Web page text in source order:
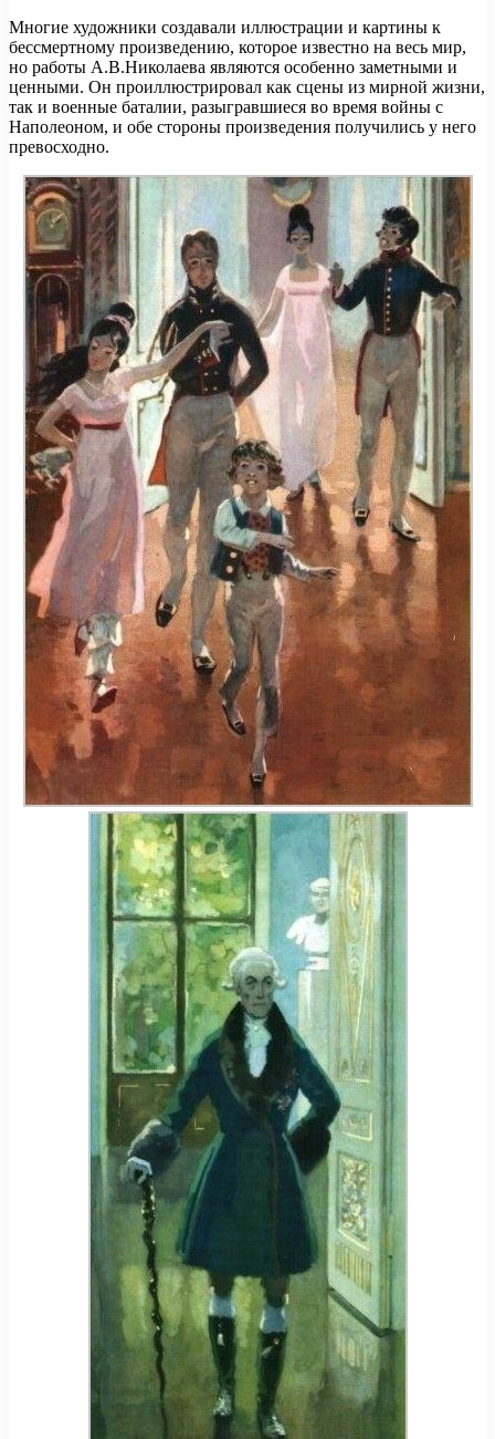
Многие художники создавали иллюстрации и картины к
бессмертному произведению, которое известно на весь мир,
но работы А.В.Николаева являются особенно заметными и
ценными. Он проиллюстрировал как сцены из мирной жизни,
так и военные баталии, разыгравшиеся во время войны с
Наполеоном, и обе стороны произведения получились у него
превосходно.